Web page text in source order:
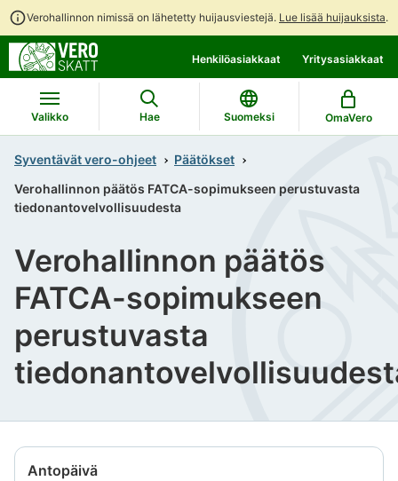
Verohallinnon nimissä on lähetetty huijausviestejä. Lue lisää huijauksista.
suoraan
sisältöön
koko
sivuston
hakuun
Henkilöasiakkaat Yritysasiakkaat
Valikko Hae Suomeksi OmaVero
Syventävät vero-ohjeet
Päätökset
Verohallinnon päätös FATCA-sopimukseen perustuvasta
tiedonantovelvollisuudesta
Verohallinnon päätös
FATCA-sopimukseen
perustuvasta
Antopäivä